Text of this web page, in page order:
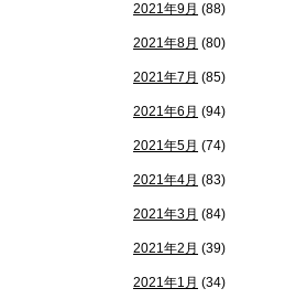
2021年9月 (88)
2021年8月 (80)
2021年7月 (85)
2021年6月 (94)
2021年5月 (74)
2021年4月 (83)
2021年3月 (84)
2021年2月 (39)
2021年1月 (34)